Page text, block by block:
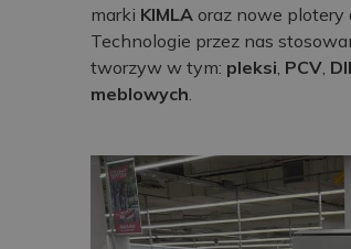
marki KIMLA oraz nowe plotery
Technologie przez nas
tworzyw w tym: pleksi PCV
meblowych